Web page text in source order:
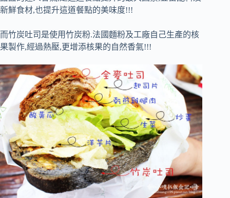
新鮮食材,也提升這道餐點的美味度!!!
而竹炭吐司是使用竹炭粉.法國麵粉及工廠自己生產的核
果製作,經過熱壓,更增添核果的自然香氣!!!